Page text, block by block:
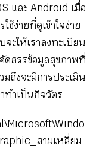
และ Android เมื่อ
ช้ง่ายที่ดูเข้าใจง่าย
ะให้เราลงทะเบียน
สรรข้อมูลสุขภาพที่
ถึงจะมีการประเมิน
ทำเป็นกิจวัตร